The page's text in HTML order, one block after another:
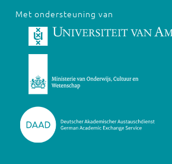
Met ondersteuning van